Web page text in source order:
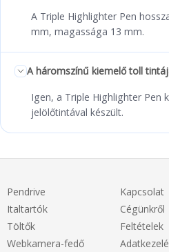
A Triple Highlighter Pen
mm, magassága 13 mm.
A háromszínű kiemelő toll
Igen, a Triple Highlighter Pen
jelölőtintával készült.
Pendrive
Italtartók
Töltők
Webkamera-fedő
Kapcsolat
Cégünkről
Feltételek